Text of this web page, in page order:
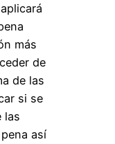
más
de
de las
si se
las
así